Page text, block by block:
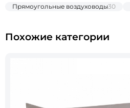
Прямоугольные воздуховоды30
Похожие категории